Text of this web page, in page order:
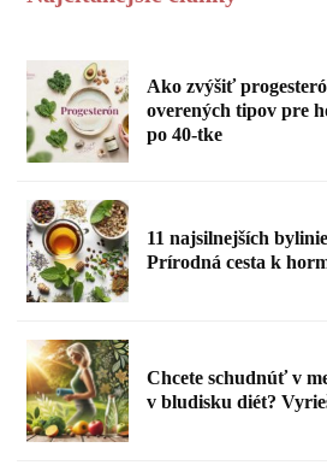
Ako zvýšiť
overených tipov pre
po 40-tke
11 najsilnejších
Prírodná cesta k
Chcete schudnúť v
v bludisku diét?